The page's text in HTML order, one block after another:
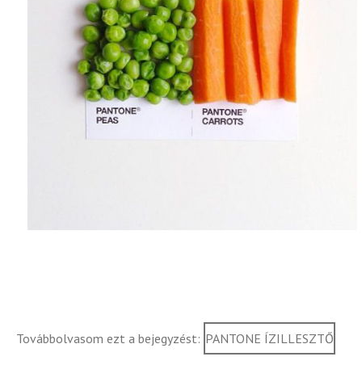
Továbbolvasom ezt a bejegyzést: PANTONE ÍZILLESZTŐ